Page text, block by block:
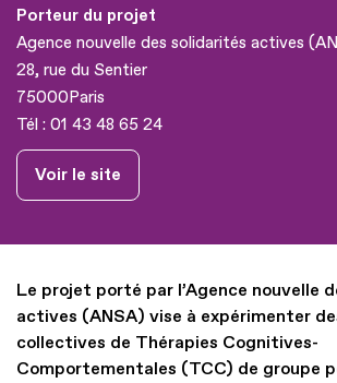
Porteur du projet
Agence nouvelle des solidarités actives
28, rue du Sentier
75000Paris
Tél : 01 43 48 65 24
Voir le site
Le projet porté par l’Agence nouvelle
actives (ANSA) vise à expérimenter
collectives de Thérapies Cognitives-
Comportementales (TCC) de groupe